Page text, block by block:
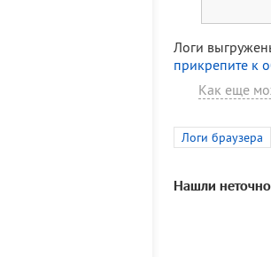
Логи
прикрепите к
Как еще
Логи браузера
Нашли